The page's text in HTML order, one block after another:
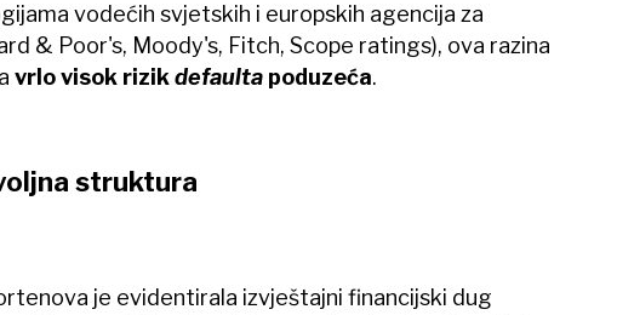
vodećih svjetskih i europskih agencija za
& Poor's, Moody's, Fitch, Scope ratings), ova razina
vrlo visok rizikdefaultapoduzeća.
struktura
je evidentirala izvještajni financijski dug